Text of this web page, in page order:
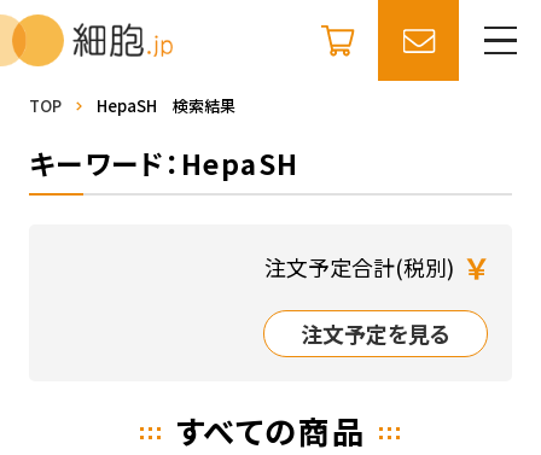
TOP HepaSH 検索結果
キーワード：HepaSH
注文予定合計(税別) ￥
注文予定を見る
すべての商品